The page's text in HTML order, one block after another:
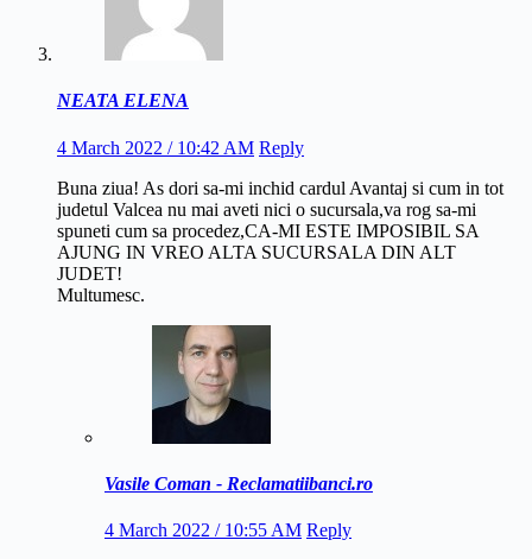
NEATA ELENA
4 March 2022 / 10:42 AM Reply
Buna ziua! As dori sa-mi inchid cardul Avantaj si cum in tot
judetul Valcea nu mai aveti nici o sucursala,va rog sa-mi
spuneti cum sa procedez,CA-MI ESTE IMPOSIBIL SA
AJUNG IN VREO ALTA SUCURSALA DIN ALT
JUDET!
Multumesc.
Vasile Coman - Reclamatiibanci.ro
4 March 2022 / 10:55 AM Reply